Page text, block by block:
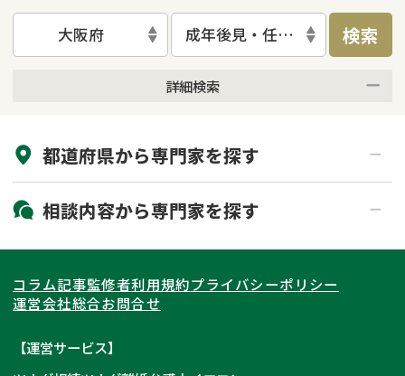
大阪府 成年後見・任意後見 検索
詳細検索
初回相談無料
土日祝の相談可能
都道府県から専門家を探す
北海道・東北
北海道 青森県
岩手県 宮城県
秋田県
関東
東京都 神奈川県
埼玉県
東海
愛知県
関西
相談内容から専門家を探す
相続登記
遺産分割
相続手続き
コラム記事監修者利用規約プライバシーポリシー
運営会社総合お問合せ
【運営サービス】